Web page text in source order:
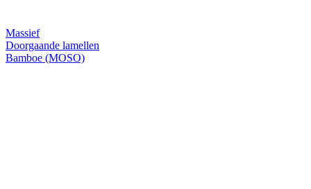
Massief
Doorgaande lamellen
Bamboe (MOSO)